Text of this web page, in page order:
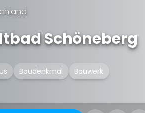
Schöneberg
Baudenkmal Bauwerk